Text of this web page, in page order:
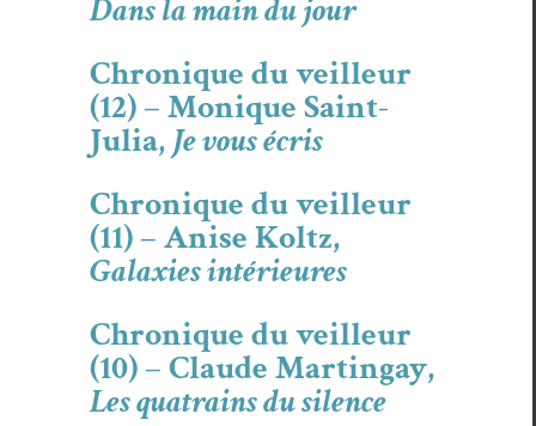
Dans la main du jour
Chronique du veilleur
(12) – Monique Saint-
Julia,Je vous écris
Chronique du veilleur
(11) – Anise Koltz,
Galaxies intérieures
Chronique du veilleur
(10) – Claude Martingay,
Les quatrains du silence